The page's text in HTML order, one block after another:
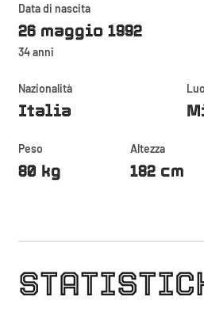
Data di nascita
26 maggio 1992
34 anni
Nazionalità
Italia
Peso
80 kg
Altezza
182 cm